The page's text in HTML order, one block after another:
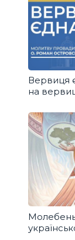
Вервиця
на